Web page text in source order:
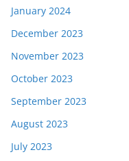
January 2024
December 2023
November 2023
October 2023
September 2023
August 2023
July 2023